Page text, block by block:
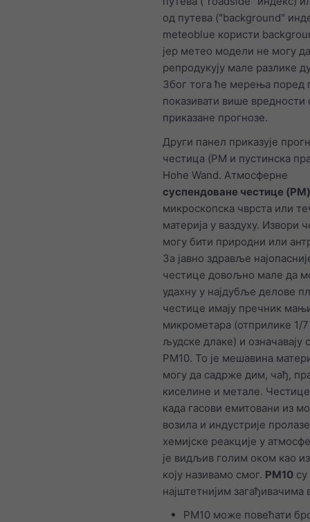
од путева ("background"
meteoblue користи
јер метео модели не могу да
репродукују мале разлике
Због тога ће мерења поред
показивати више вредности
приказане прогнозе.
Други панел приказује
честица (PM и пустинска
Hohe Wand. Атмосферне
суспендоване честице (PM)
микроскопска чврста или
материја у ваздуху. Извори
могу бити природни или
За јавно здравље
честице довољно мале да
удахну у најдубље делове
честице имају пречник
микрометара (отприлике 1/
људске длаке) и означавају
PM10. То је мешавина
могу да садрже дим, чађ,
киселине и метале. Честице
када гасови емитовани из
возила и индустрије
хемијске реакције у
је видљив голим оком као
коју називамо смог. PM10
најштетнијим загађивачима
PM10 може повећати